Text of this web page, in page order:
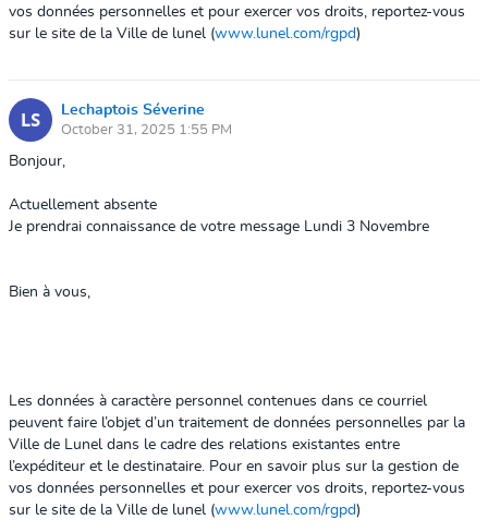
vos données personnelles et pour exercer vos droits, reportez-vous
sur le site de la Ville de lunel (www.lunel.com/rgpd)
Lechaptois Séverine
October 31, 2025 1:55 PM
Bonjour,
Actuellement absente
Je prendrai connaissance de votre message Lundi 3 Novembre
Bien à vous,
Les données à caractère personnel contenues dans ce courriel
peuvent faire l’objet d’un traitement de données personnelles par la
Ville de Lunel dans le cadre des relations existantes entre
l’expéditeur et le destinataire. Pour en savoir plus sur la gestion de
vos données personnelles et pour exercer vos droits, reportez-vous
sur le site de la Ville de lunel (www.lunel.com/rgpd)